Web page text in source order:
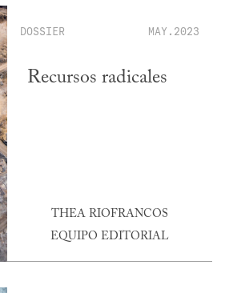
DOSSIER MAY.2023
Recursos radicales
THEA RIOFRANCOS
EQUIPO EDITORIAL